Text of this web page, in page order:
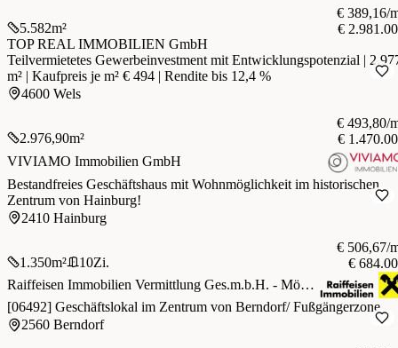
5.582m²
€ 389,16/
€
TOP REAL IMMOBILIEN GmbH
Teilvermietetes Gewerbeinvestment mit Entwicklungspotenzial |
m² | Kaufpreis je m² € 494 | Rendite bis 12,4 %
4600 Wels
2.976,90m²
€ 493,80/
€
VIVIAMO Immobilien GmbH
Bestandfreies Geschäftshaus mit Wohnmöglichkeit im historischen
Zentrum von Hainburg!
2410 Hainburg
1.350m² 10Zi.
€ 506,67/
€
Raiffeisen Immobilien Vermittlung Ges.m.b.H. - Mödling
[06492] Geschäftslokal im Zentrum von Berndorf/ Fußgängerzone
2560 Berndorf